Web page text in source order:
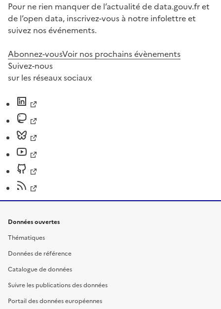
Pour ne rien manquer de l’actualité de data.gouv.fr et
de l’open data, inscrivez-vous à notre infolettre et
suivez nos événements.
Abonnez-vousVoir nos prochains évènements
Suivez-nous
sur les réseaux sociaux
Données ouvertes
Thématiques
Données de référence
Catalogue de données
Suivre les publications des données
Portail des données européennes